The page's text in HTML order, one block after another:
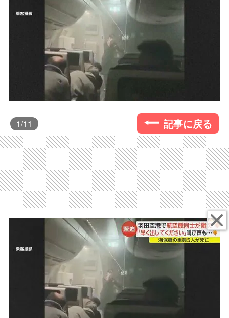
1/11 記事に戻る